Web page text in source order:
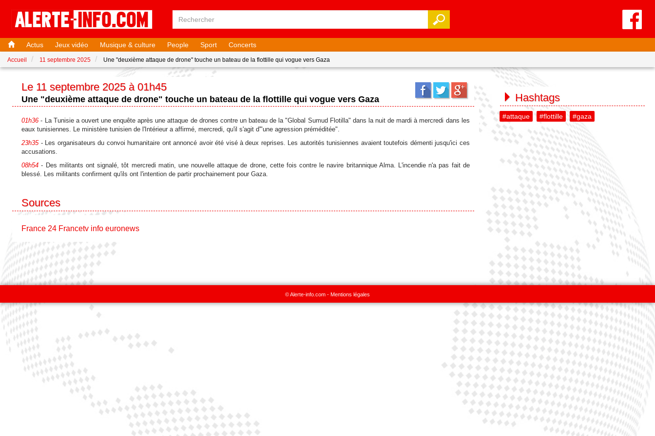
Actus Jeux vidéo Musique & culture People Sport Concerts
Accueil 11 septembre 2025 Une "deuxième attaque de drone" touche un bateau de la flottille qui vogue vers Gaza
Le 11 septembre 2025 à 01h45
Une "deuxième attaque de drone" touche un bateau de la flottille qui vogue vers Gaza
01h36 - La Tunisie a ouvert une enquête après une attaque de drones contre un bateau de la "Global Sumud Flotilla" dans la nuit de mardi à mercredi dans les
eaux tunisiennes. Le ministère tunisien de l'Intérieur a affirmé, mercredi, qu'il s'agit d'"une agression préméditée".
23h35- Les organisateurs du convoi humanitaire ont annoncé avoir été visé à deux reprises. Les autorités tunisiennes avaient toutefois démenti jusqu'ici ces
accusations.
08h54 - Des militants ont signalé, tôt mercredi matin, une nouvelle attaque de drone, cette fois contre le navire britannique Alma. L'incendie n'a pas fait de
blessé. Les militants confirment qu'ils ont l'intention de partir prochainement pour Gaza.
Sources
France 24 Francetv info euronews
Hashtags
#attaque #flottille #gaza
© Alerte-info.com - Mentions légales